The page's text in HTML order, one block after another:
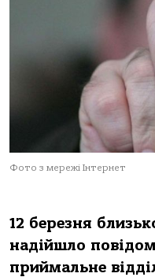
Фото з мережі Інтернет
12 березня
надійшло
приймальне